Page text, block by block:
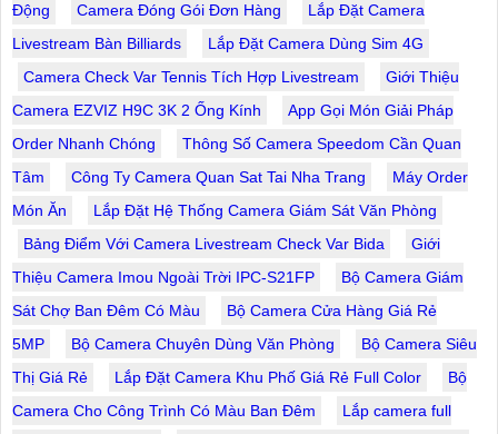
Động
Camera Đóng Gói Đơn Hàng
Lắp Đặt Camera
Livestream Bàn Billiards
Lắp Đặt Camera Dùng Sim 4G
Camera Check Var Tennis Tích Hợp Livestream
Giới Thiệu
Camera EZVIZ H9C 3K 2 Ống Kính
App Gọi Món Giải Pháp
Order Nhanh Chóng
Thông Số Camera Speedom Cần Quan
Tâm
Công Ty Camera Quan Sat Tai Nha Trang
Máy Order
Món Ăn
Lắp Đặt Hệ Thống Camera Giám Sát Văn Phòng
Bảng Điểm Với Camera Livestream Check Var Bida
Giới
Thiệu Camera Imou Ngoài Trời IPC-S21FP
Bộ Camera Giám
Sát Chợ Ban Đêm Có Màu
Bộ Camera Cửa Hàng Giá Rẻ
5MP
Bộ Camera Chuyên Dùng Văn Phòng
Bộ Camera Siêu
Thị Giá Rẻ
Lắp Đặt Camera Khu Phố Giá Rẻ Full Color
Bộ
Camera Cho Công Trình Có Màu Ban Đêm
Lắp camera full